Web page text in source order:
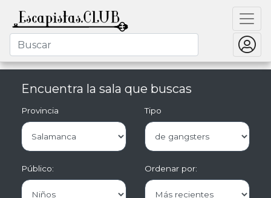
Encuentra la sala que buscas
Provincia Tipo
Público: Ordenar por: